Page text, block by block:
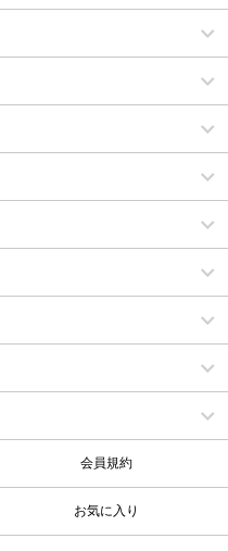
会員規約
お気に入り